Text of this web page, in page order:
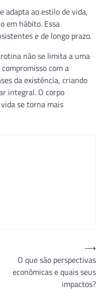
adapta ao estilo de vida,
em hábito. Essa
e de longo prazo.
não se limita a uma
com a
da existência, criando
integral. O corpo
se torna mais
O que são perspectivas
econômicas e quais seus
impactos?
⟶